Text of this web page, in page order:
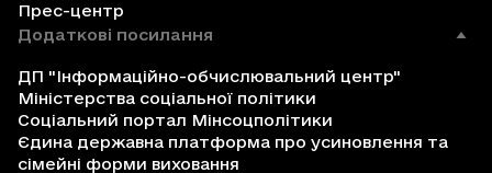
Прес-центр
Додаткові посилання
ДП "Інформаційно-обчислювальний центр"
Міністерства соціальної політики
Соціальний портал Мінсоцполітики
Єдина державна платформа про усиновлення та
сімейні форми виховання